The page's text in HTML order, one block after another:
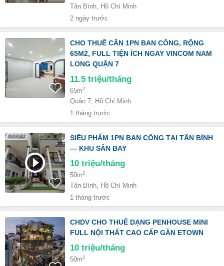
Tân Bình, Hồ Chí Minh
2 ngày trước
CHO THUÊ CĂN 1PN BAN CÔNG, RỘNG
65M2, FULL TIỆN ÍCH NGAY VINCOM NAM
LONG QUẬN 7
11.5 triệu/tháng
65m2
Quận 7, Hồ Chí Minh
1 tháng trước
SIÊU PHẨM 1PN BAN CÔNG TẠI TÂN BÌNH
— KHU SÂN BAY
10 triệu/tháng
50m2
Tân Bình, Hồ Chí Minh
1 tháng trước
CHDV CHO THUÊ DẠNG PENHOUSE MINI
FULL NỘI THẤT CAO CẤP GẦN ETOWN
10 triệu/tháng
50m2